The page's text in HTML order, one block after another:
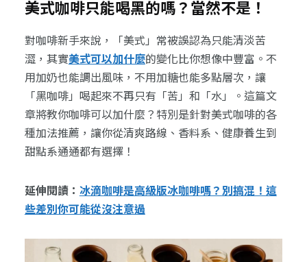
美式咖啡只能喝黑的嗎？當然不是！
對咖啡新手來說，「美式」常被誤認為只能清淡苦
澀，其實美式可以加什麼的變化比你想像中豐富。不
用加奶也能調出風味，不用加糖也能多點層次，讓
「黑咖啡」喝起來不再只有「苦」和「水」。這篇文
章將教你咖啡可以加什麼？特別是針對美式咖啡的各
種加法推薦，讓你從清爽路線、香料系、健康養生到
甜點系通通都有選擇！
延伸閱讀： 冰滴咖啡是高級版冰咖啡嗎？別搞混！這
些差別你可能從沒注意過